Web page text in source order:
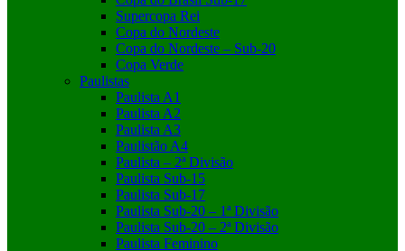
Supercopa Rei
Copa do Nordeste
Copa do Nordeste – Sub-20
Copa Verde
Paulistas
Paulista A1
Paulista A2
Paulista A3
Paulistão A4
Paulista – 2ª Divisão
Paulista Sub-15
Paulista Sub-17
Paulista Sub-20 – 1ª Divisão
Paulista Sub-20 – 2ª Divisão
Paulista Feminino